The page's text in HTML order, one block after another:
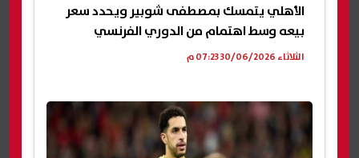
الأهلي يتمسك بمصطفى شوبير ويحدد سعر
بيعه وسط اهتمام من الدوري الفرنسي
الثلاثاء 30/06/2026 07:23 م